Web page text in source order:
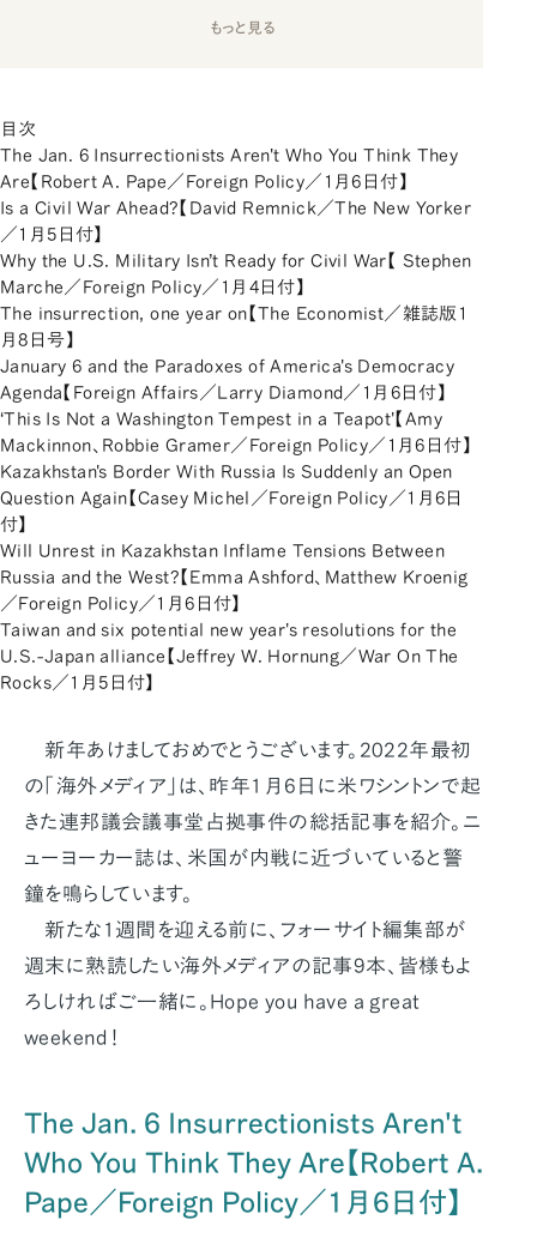
もっと見る
目次
The Jan. 6 Insurrectionists Aren't Who You Think They
Are【Robert A. Pape／Foreign Policy／1月6日付】
Is a Civil War Ahead?【David Remnick／The New Yorker
／1月5日付】
Why the U.S. Military Isn’t Ready for Civil War【 Stephen
Marche／Foreign Policy／1月4日付】
The insurrection, one year on【The Economist／雑誌版1
月8日号】
January 6 and the Paradoxes of America's Democracy
Agenda【Foreign Affairs／Larry Diamond／1月6日付】
‘This Is Not a Washington Tempest in a Teapot'【Amy
Mackinnon、Robbie Gramer／Foreign Policy／1月6日付】
Kazakhstan's Border With Russia Is Suddenly an Open
Question Again【Casey Michel／Foreign Policy／1月6日
付】
Will Unrest in Kazakhstan Inflame Tensions Between
Russia and the West?【Emma Ashford、Matthew Kroenig
／Foreign Policy／1月6日付】
Taiwan and six potential new year's resolutions for the
U.S.-Japan alliance【Jeffrey W. Hornung／War On The
Rocks／1月5日付】
新年あけましておめでとうございます。2022年最初
の「海外メディア」は、昨年1月6日に米ワシントンで起
きた連邦議会議事堂占拠事件の総括記事を紹介。ニ
ューヨーカー誌は、米国が内戦に近づいていると警
鐘を鳴らしています。
新たな1週間を迎える前に、フォーサイト編集部が
週末に熟読したい海外メディアの記事9本、皆様もよ
ろしければご一緒に。Hope you have a great
weekend！
The Jan. 6 Insurrectionists Aren't
Who You Think They Are【Robert A.
Pape／Foreign Policy／1月6日付】